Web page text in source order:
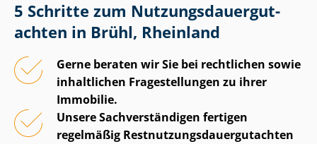
5 Schritte zum Nut­zungs­dau­er­gut­
ach­ten in Brühl, Rheinland
Gerne beraten wir Sie bei rechtlichen sowie
inhaltlichen Fragestellungen zu ihrer
Immobilie.
Unsere Sach­ver­stän­di­gen fertigen
regelmäßig Rest­nut­zungs­dau­er­gut­ach­ten